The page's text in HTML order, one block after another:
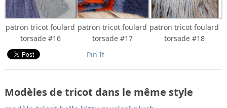
patron tricot foulard
torsade #16
patron tricot foulard
torsade #17
patron tricot foulard
torsade #18
Pin It
Modèles de tricot dans le même style